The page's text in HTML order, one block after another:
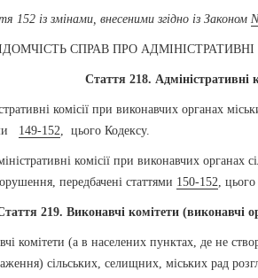
152 із змінами, внесеними згідно із Законом
СПРАВ ПРО
218. Адміністративні
комісії при виконавчих органах
149-152, цього Кодексу.
комісії при виконавчих органах
передбачені статтями 150-152, цього
219. Виконавчі комітети (виконавчі
комітети (а в населених пунктах, де не
сільських, селищних, міських рад